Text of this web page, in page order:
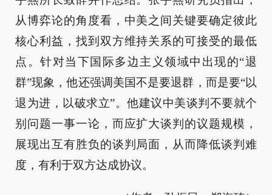
从博弈论的角度看，中美之间关键要确定彼此
核心利益，找到双方维持关系的可接受的最低
点。针对当下国际多边主义领域中出现的“退
群”现象，他还强调美国不是要退群，而是要“以
退为进，以破求立”。他建议中美谈判不要就个
别问题一事一论，而应扩大谈判的议题规模，
展现出互有胜负的谈判局面，从而降低谈判难
度，有利于双方达成协议。